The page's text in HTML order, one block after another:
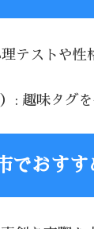
テストや性
: 趣味タグ
でおす